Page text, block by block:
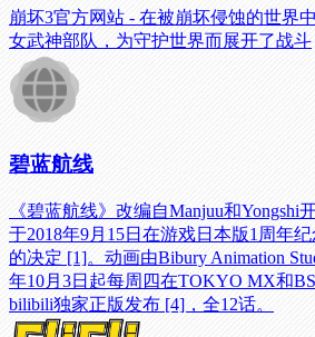
崩坏3官方网站 - 在被崩坏侵蚀的世界
女武神部队，为守护世界而展开了战斗
碧蓝航线
《碧蓝航线》改编自Manjuu和Yongshi
于2018年9月15日在游戏日本版1周年
的决定 [1]。动画由Bibury Animation
年10月3日起每周四在TOKYO MX和
bilibili独家正版发布 [4]，全12话。